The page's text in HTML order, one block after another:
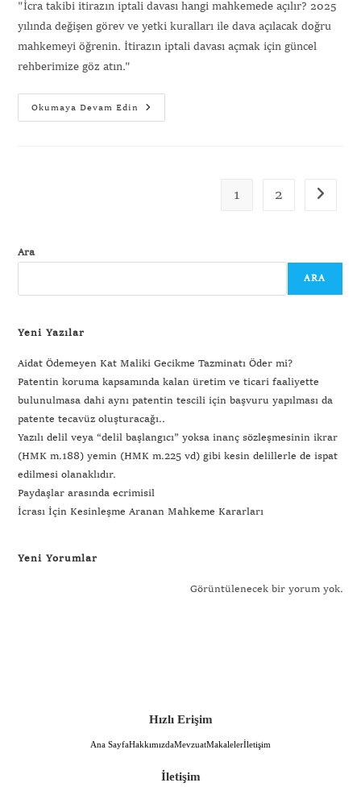
"İcra takibi itirazın iptali davası hangi mahkemede açılır? 2025
yılında değişen görev ve yetki kuralları ile dava açılacak doğru
mahkemeyi öğrenin. İtirazın iptali davası açmak için güncel
rehberimize göz atın."
Okumaya Devam Edin
1 2
Ara
ARA
Yeni Yazılar
Aidat Ödemeyen Kat Maliki Gecikme Tazminatı Öder mi?
Patentin koruma kapsamında kalan üretim ve ticari faaliyette
bulunulmasa dahi aynı patentin tescili için başvuru yapılması da
patente tecavüz oluşturacağı..
Yazılı delil veya “delil başlangıcı” yoksa inanç sözleşmesinin ikrar
(HMK m.188) yemin (HMK m.225 vd) gibi kesin delillerle de ispat
edilmesi olanaklıdır.
Paydaşlar arasında ecrimisil
İcrası İçin Kesinleşme Aranan Mahkeme Kararları
Yeni Yorumlar
Görüntülenecek bir yorum yok.
Hızlı Erişim
Ana SayfaHakkımızdaMevzuatMakalelerİletişim
İletişim